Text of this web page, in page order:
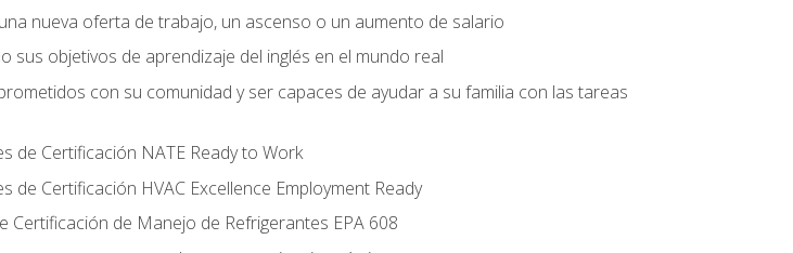
nueva oferta de trabajo, un ascenso o un aumento de salario
sus objetivos de aprendizaje del inglés en el mundo real
con su comunidad y ser capaces de ayudar a su familia con las tareas
de Certificación NATE Ready to Work
Certificación HVAC Excellence Employment Ready
de Manejo de Refrigerantes EPA 608